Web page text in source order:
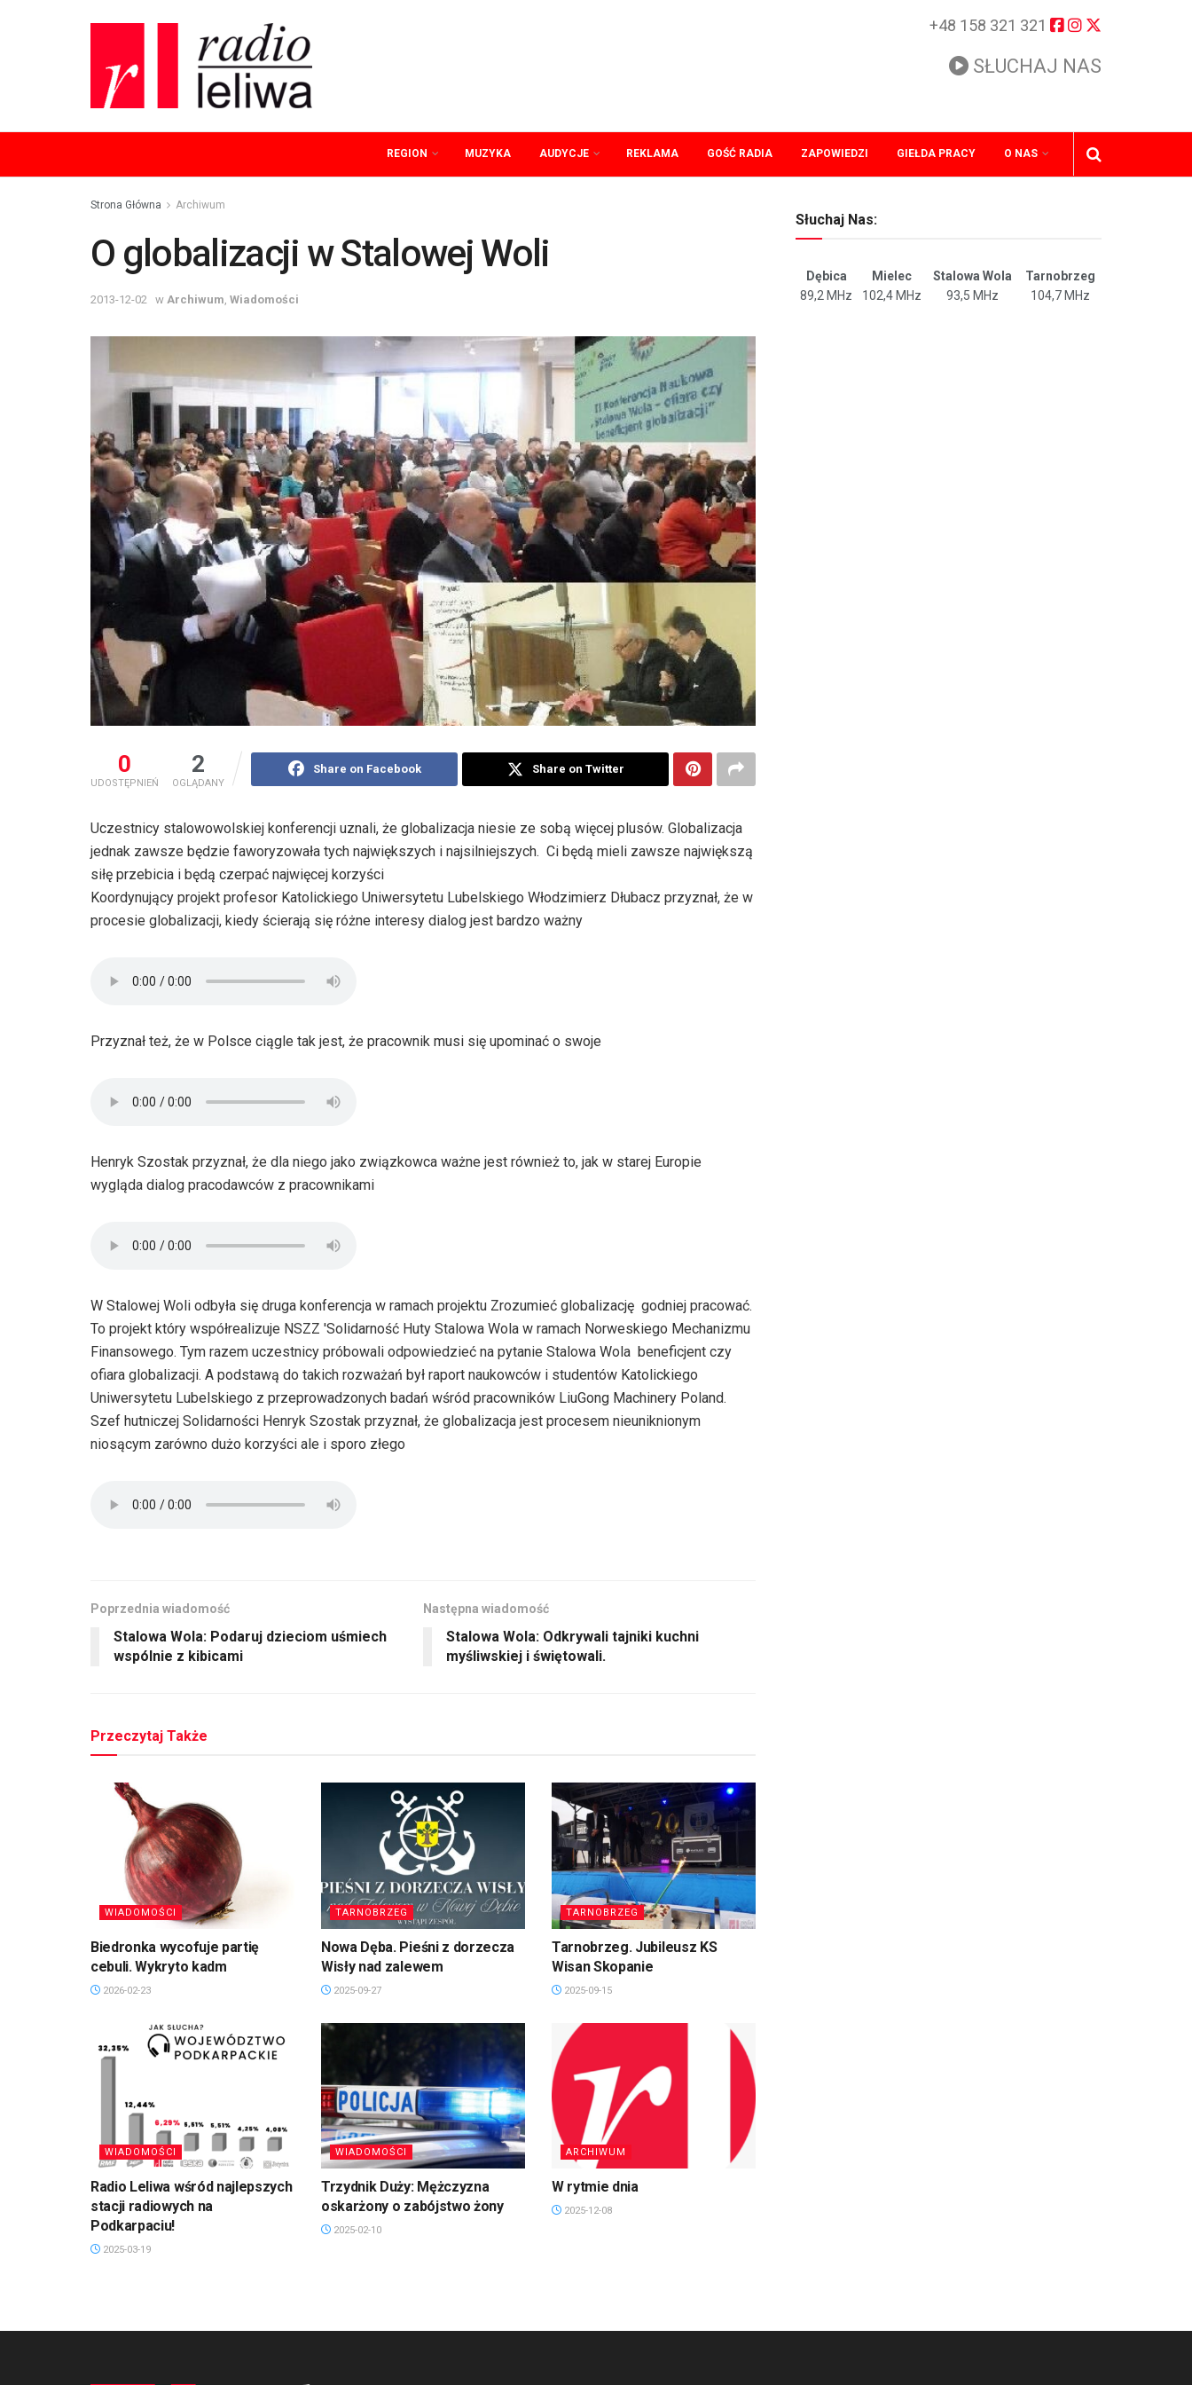
+48 158 321 321
SŁUCHAJ NAS
REGION MUZYKA AUDYCJE REKLAMA GOŚĆ RADIA ZAPOWIEDZI GIEŁDA PRACY O NAS
Strona Główna Archiwum
O globalizacji w Stalowej Woli
2013-12-02 w Archiwum Wiadomości
0
UDOSTĘPNIEŃ
2
OGLĄDANY
Share on Facebook Share on Twitter
Uczestnicy stalowowolskiej konferencji uznali, że globalizacja niesie ze sobą więcej plusów. Globalizacja
jednak zawsze będzie faworyzowała tych największych i najsilniejszych.  Ci będą mieli zawsze największą
siłę przebicia i będą czerpać najwięcej korzyści
Koordynujący projekt profesor Katolickiego Uniwersytetu Lubelskiego Włodzimierz Dłubacz przyznał, że w
procesie globalizacji, kiedy ścierają się różne interesy dialog jest bardzo ważny
Przyznał też, że w Polsce ciągle tak jest, że pracownik musi się upominać o swoje
Henryk Szostak przyznał, że dla niego jako związkowca ważne jest również to, jak w starej Europie
wygląda dialog pracodawców z pracownikami
W Stalowej Woli odbyła się druga konferencja w ramach projektu Zrozumieć globalizację  godniej pracować.
To projekt który współrealizuje NSZZ 'Solidarność Huty Stalowa Wola w ramach Norweskiego Mechanizmu
Finansowego. Tym razem uczestnicy próbowali odpowiedzieć na pytanie Stalowa Wola  beneficjent czy
ofiara globalizacji. A podstawą do takich rozważań był raport naukowców i studentów Katolickiego
Uniwersytetu Lubelskiego z przeprowadzonych badań wśród pracowników LiuGong Machinery Poland.
Szef hutniczej Solidarności Henryk Szostak przyznał, że globalizacja jest procesem nieuniknionym
niosącym zarówno dużo korzyści ale i sporo złego
Poprzednia wiadomość
Stalowa Wola: Podaruj dzieciom uśmiech
wspólnie z kibicami
Następna wiadomość
Stalowa Wola: Odkrywali tajniki kuchni
myśliwskiej i świętowali.
Przeczytaj Także
WIADOMOŚCI
Biedronka wycofuje partię
cebuli. Wykryto kadm
2026-02-23
TARNOBRZEG
Nowa Dęba. Pieśni z dorzecza
Wisły nad zalewem
2025-09-27
TARNOBRZEG
Tarnobrzeg. Jubileusz KS
Wisan Skopanie
2025-09-15
WIADOMOŚCI
Radio Leliwa wśród najlepszych
stacji radiowych na
Podkarpaciu!
2025-03-19
WIADOMOŚCI
Trzydnik Duży: Mężczyzna
oskarżony o zabójstwo żony
2025-02-10
ARCHIWUM
W rytmie dnia
2025-12-08
Słuchaj Nas:
Dębica Mielec Stalowa Wola
Tarnobrzeg
89,2 MHz
102,4 MHz 93,5 MHz 104,7 MHz